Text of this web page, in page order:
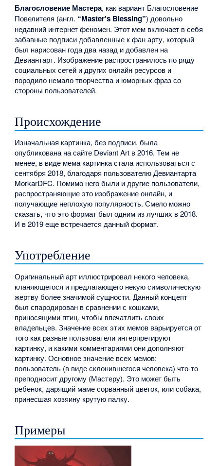
Благословение Мастера, как вариант Благословение
Повелителя (англ. “Master's Blessing”) довольно
недавний интернет феномен. Этот мем включает в себя
забавные подписи добавленные к фан арту, который
был нарисован года два назад и добавлен на
Девиантарт. Изображение распространилось по ряду
социальных сетей и других онлайн ресурсов и
породило немало творчества и юморных фраз со
стороны пользователей.
Происхождение
Изначальная картинка, без подписи, была
опубликована на сайте Deviant Art в 2016. Тем не
менее, в виде мема картинка стала использоваться с
сентября 2018, благодаря пользователю Девиантарта
MorkarDFC. Помимо него были и другие пользователи,
распространяющие это изображение онлайн, и
получающие неплохую популярность. Смело можно
сказать, что это формат был одним из лучших в 2018.
И в 2019 еще встречается данный формат.
Употребление
Оригинальный арт иллюстрировал некого человека,
кланяющегося и предлагающего некую символическую
жертву более значимой сущности. Данный концепт
был спародирован в сравнении с кошками,
приносящими птиц, чтобы впечатлить своих
владельцев. Значение всех этих мемов варьируется от
того как разные пользователи интерпретируют
картинку, и какими комментариями они дополняют
картинку. Основное значение всех мемов:
пользователь (в виде склонившегося человека) что-то
преподносит другому (Мастеру). Это может быть
ребенок, дарящий маме сорванный цветок, или собака,
принесшая хозяину крутую палку.
Примеры